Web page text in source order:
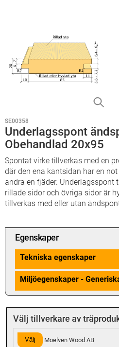
SE00358
Underlagsspont
Obehandlad 20x95
Spontat virke tillverkas med en
där den ena kantsidan har en
andra en fjäder. Underlagsspont
rillade sidor och övriga sidor är
tillverkas med eller utan
Egenskaper
Tekniska egenskaper
Miljöegenskaper -
Välj tillverkare av
Välj Moelven Wood AB